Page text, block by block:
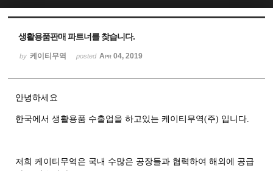
생활용품판매 파트너를 찾습니다.
by 케이티무역 posted Apr 04, 2019
안녕하세요
한국에서 생활용품 수출업을 하고있는 케이티무역(주) 입니다.
저희 케이티무역은 국내 수많은 공장들과 협력하여 해외에 공급
Sketchbook5, 스케치북5